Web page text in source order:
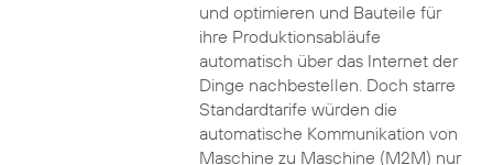
und optimieren und Bauteile für
ihre Produktionsabläufe
automatisch über das Internet der
Dinge nachbestellen. Doch starre
Standardtarife würden die
automatische Kommunikation von
Maschine zu Maschine (M2M) nur